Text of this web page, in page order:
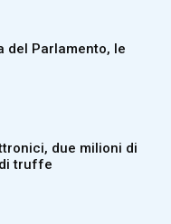
del Parlamento, le
due milioni di
truffe